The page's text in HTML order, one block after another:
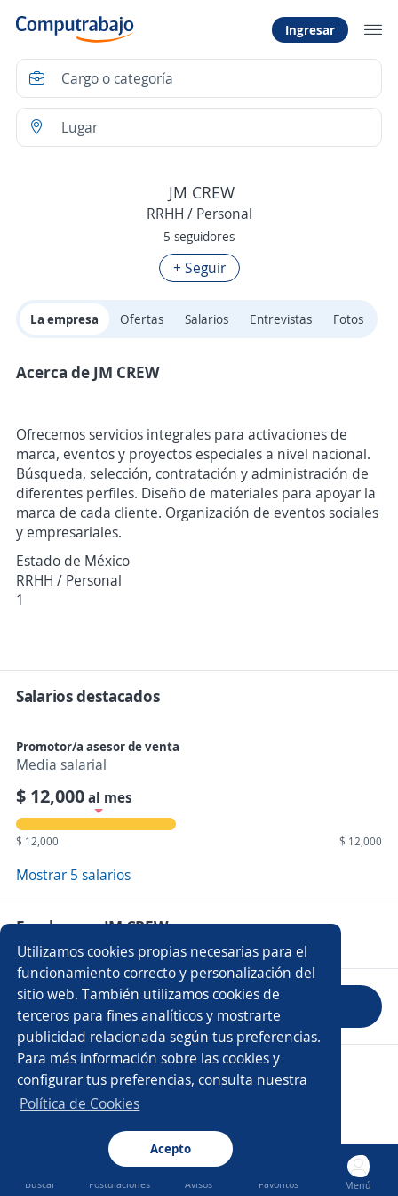
Utilizamos cookies propias necesarias para el
funcionamiento correcto y personalización del
sitio web. También utilizamos cookies de
terceros para fines analíticos y mostrarte
publicidad relacionada según tus preferencias.
Para más información sobre las cookies y
configurar tus preferencias, consulta nuestra
Política de Cookies
Acepto
Ingresar
Buscar Postulaciones Avisos Favoritos Menú
JM CREW
RRHH / Personal
5 seguidores
+ Seguir
La empresa Ofertas Salarios Entrevistas Fotos
Acerca de JM CREW
Ofrecemos servicios integrales para activaciones de
marca, eventos y proyectos especiales a nivel nacional.
Búsqueda, selección, contratación y administración de
diferentes perfiles. Diseño de materiales para apoyar la
marca de cada cliente. Organización de eventos sociales
y empresariales.
Estado de México
RRHH / Personal
1
Salarios destacados
Promotor/a asesor de venta
Media salarial
$ 12,000al mes
$ 12,000 $ 12,000
Mostrar 5 salarios
Empleos en JM CREW
Evaluar empresa
Copyright 2014 - 2026 DGNET LTD.
/